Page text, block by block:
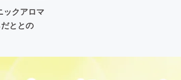
ックアロマ
ととの